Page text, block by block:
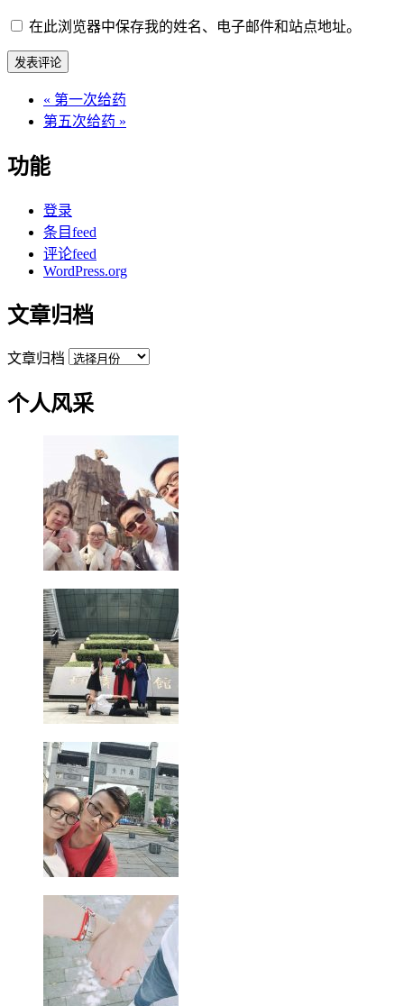
在此浏览器中保存我的姓名、电子邮件和站点地址。
« 第一次给药
第五次给药 »
功能
登录
条目feed
评论feed
WordPress.org
文章归档
文章归档
个人风采